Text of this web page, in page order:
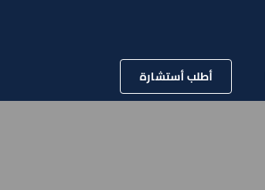
أطلب أستشارة